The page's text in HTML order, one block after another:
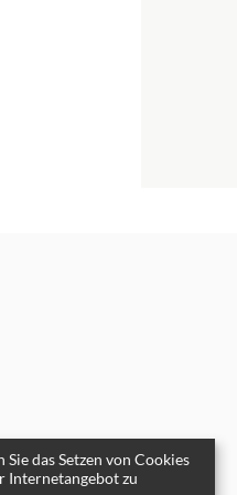
das Setzen von Cookies
Internetangebot zu